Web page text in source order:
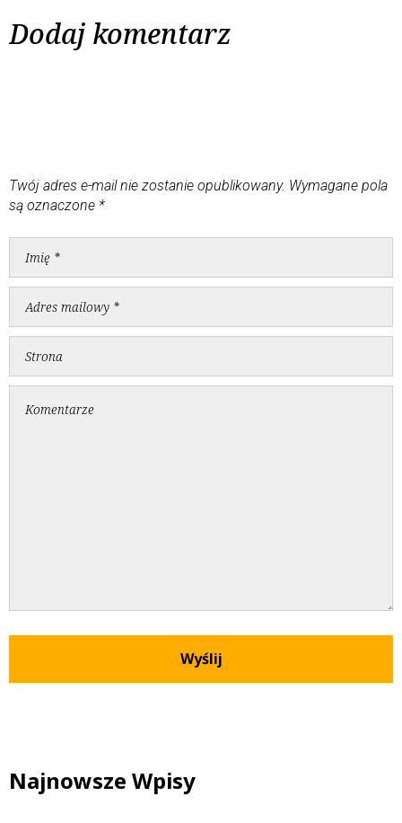
Dodaj komentarz
Twój adres e-mail nie zostanie opublikowany. Wymagane pola
są oznaczone *
Najnowsze Wpisy